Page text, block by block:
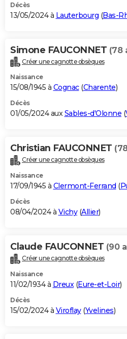
Décès
13/05/2024 à Lauterbourg (Bas-
Simone FAUCONNET (78
Créer une cagnotte obsèques
Naissance
15/08/1945 à Cognac(Charente)
Décès
01/05/2024 auxSables-d'Olonne (
Christian FAUCONNET
Créer une cagnotte obsèques
Naissance
17/09/1945 à Clermont-Ferrand (
Décès
08/04/2024 à Vichy(Allier)
Claude FAUCONNET (90
Créer une cagnotte obsèques
Naissance
11/02/1934 à Dreux(Eure-et-Loir)
Décès
15/02/2024 à Viroflay(Yvelines)